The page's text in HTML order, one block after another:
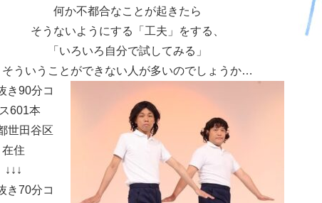
何か不都合なことが起きたら
そうないようにする「工夫」をする、
「いろいろ自分で試してみる」
そういうことができない人が多いのでしょうか…
き90分コ
601本
世田谷区
在住
↓↓↓
き70分コ